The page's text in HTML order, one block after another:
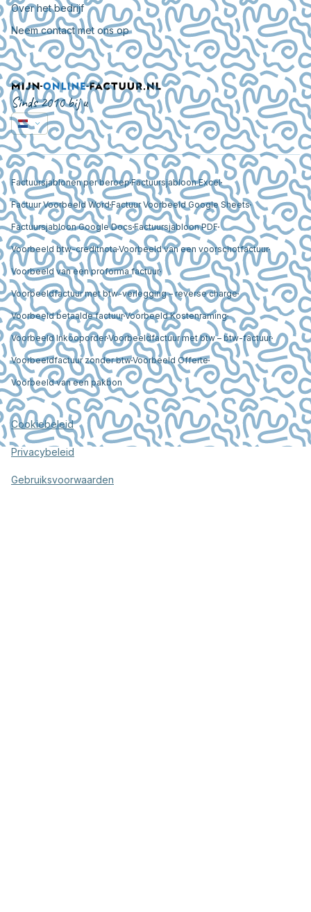
Over het bedrijf
Neem contact met ons op
Sinds 2010 bij u
Factuursjablonen per beroepFactuursjabloon Excel
Factuur Voorbeeld Word Factuur Voorbeeld Google Sheets
Factuursjabloon Google Docs Factuursjabloon PDF
Voorbeeld btw-creditnota Voorbeeld van een voorschotfactuur
Voorbeeld van een proforma factuur
Voorbeeldfactuur met btw-verlegging – reverse charge
Voorbeeld betaalde factuurVoorbeeld Kostenraming
Voorbeeld InkooporderVoorbeeldfactuur met btw – btw-factuur
Voorbeeldfactuur zonder btwVoorbeeld Offerte
Voorbeeld van een pakbon
Cookiebeleid
Privacybeleid
Gebruiksvoorwaarden